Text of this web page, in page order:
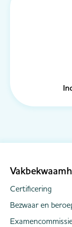
Certificering
Bezwaar en